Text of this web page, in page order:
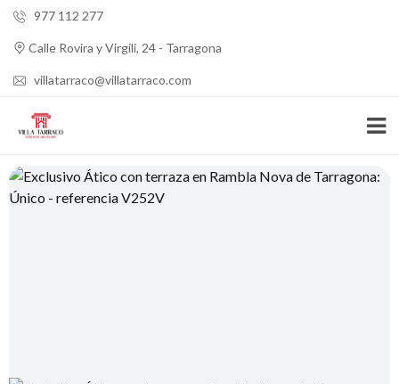
977 112 277
Calle Rovira y Virgili, 24 - Tarragona
villatarraco@villatarraco.com